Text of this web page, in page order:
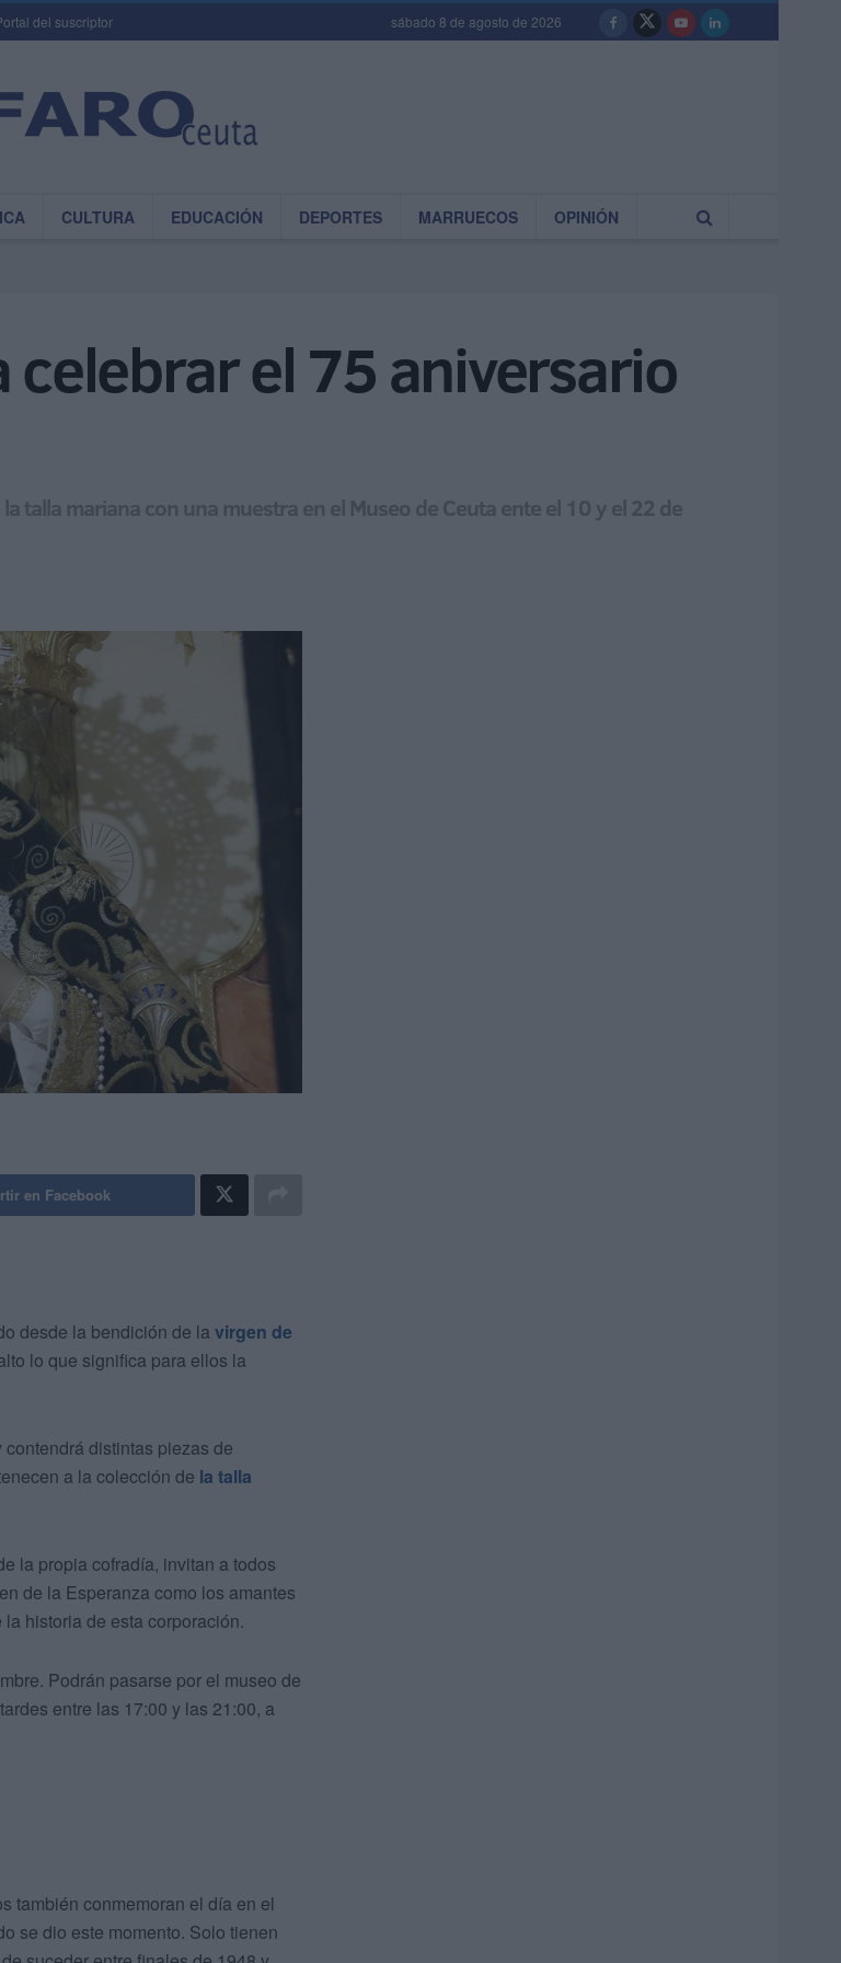
del suscriptor sábado 8 de agosto de 2026
CULTURA EDUCACIÓN DEPORTES MARRUECOS OPINIÓN
el 75 aniversario
talla mariana con una muestra en el Museo de Ceuta ente el 10 y el 22 de
en Facebook
desde la bendición de la virgen de
lo que significa para ellos la
distintas piezas de
a la colección de la talla
la propia cofradía, invitan a todos
de la Esperanza como los amantes
historia de esta corporación.
Podrán pasarse por el museo de
entre las 17:00 y las 21:00, a
también conmemoran el día en el
se dio este momento. Solo tienen